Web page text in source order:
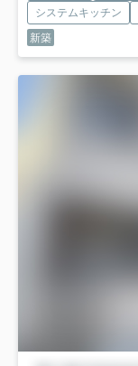
システムキッチン
新築